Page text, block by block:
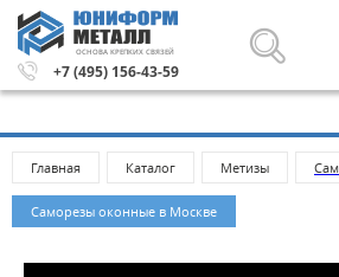
ОСНОВА КРЕПКИХ СВЯЗЕЙ
+7 (495) 156-43-59
Метизы и крепежные
Главная Каталог Метизы
Саморезы оконные в Москве